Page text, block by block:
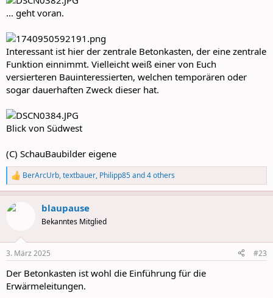
... geht voran.
Interessant ist hier der zentrale Betonkasten, der eine zentrale
Funktion einnimmt. Vielleicht weiß einer von Euch
versierteren Bauinteressierten, welchen temporären oder
sogar dauerhaften Zweck dieser hat.
Blick von Südwest
(C) SchauBaubilder eigene
R
e
a
c
s
BerArcUrb,textbauer, Philipp85and 4 others
blaupause
Bekanntes Mitglied
3. März 2025 #23
Der Betonkasten ist wohl die Einführung für die
Erwärmeleitungen.